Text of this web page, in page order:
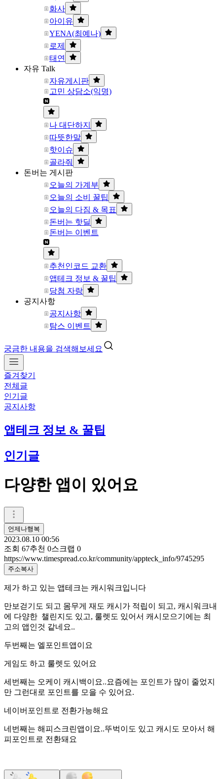
화사
아이유
YENA(최예나)
로제
태연
자유 Talk
자유게시판
고민 상담소(익명)
나 대단하지
따뜻한말
핫이슈
골라줘
돈버는 게시판
오늘의 가계부
오늘의 소비 꿀팁
오늘의 다짐 & 목표
돈버는 핫딜
돈버는 이벤트
추천인코드 교환
앱테크 정보 & 꿀팁
당첨 자랑
공지사항
공지사항
탐스 이벤트
궁금한 내용을 검색해보세요
즐겨찾기
전체글
인기글
공지사항
앱테크 정보 & 꿀팁
인기글
다양한 앱이 있어요
언제나행복
2023.08.10 00:56
조회 67추천 0스크랩 0
https://www.timespread.co.kr/community/appteck_info/9745295
주소복사
제가 하고 있는 앱테크는 캐시워크입니다
만보걷기도 되고 몸무게 재도 캐시가 적립이 되고, 캐시워크내
에 다양한 챌린지도 있고, 룰렛도 있어서 캐시모으기에는 최
고의 앱인것 같네요..
두번째는 엘포인트앱이요
게임도 하고 룰렛도 있어요
세번째는 오케이 캐시백이요..요즘에는 포인트가 많이 줄었지
만 그런대로 포인트를 모을 수 있어요.
네이버포인트로 전환가능해요
네번째는 해피스크린앱이요..뚜벅이도 있고 캐시도 모아서 해
피포인트로 전환돼요